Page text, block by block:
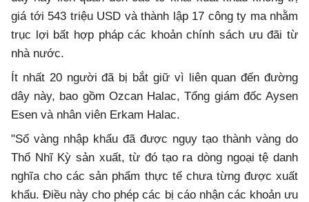
giá tới 543 triệu USD và thành lập 17 công ty ma nhằm
trục lợi bất hợp pháp các khoản chính sách ưu đãi từ
nhà nước.
Ít nhất 20 người đã bị bắt giữ vì liên quan đến đường
dây này, bao gồm Ozcan Halac, Tổng giám đốc Aysen
Esen và nhân viên Erkam Halac.
"Số vàng nhập khẩu đã được ngụy tạo thành vàng do
Thổ Nhĩ Kỳ sản xuất, từ đó tạo ra dòng ngoại tệ danh
nghĩa cho các sản phẩm thực tế chưa từng được xuất
khẩu. Điều này cho phép các bị cáo nhận các khoản ưu